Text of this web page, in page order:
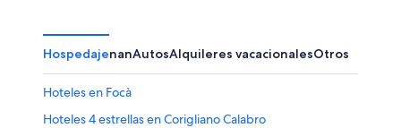
HospedajenanAutosAlquileres vacacionalesOtros
Hoteles en Focà
Hoteles 4 estrellas en Corigliano Calabro